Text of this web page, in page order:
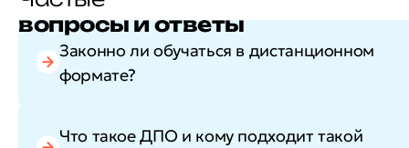
вопросы и ответы
Законно ли обучаться в дистанционном
формате?
Что такое ДПО и кому подходит такой